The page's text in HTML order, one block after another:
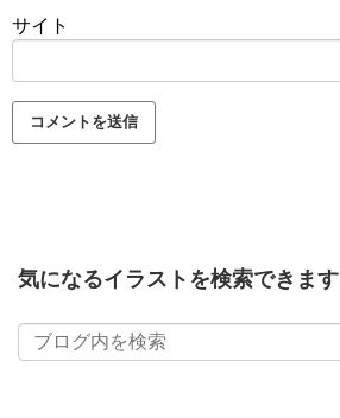
サイト
気になるイラストを検索できます